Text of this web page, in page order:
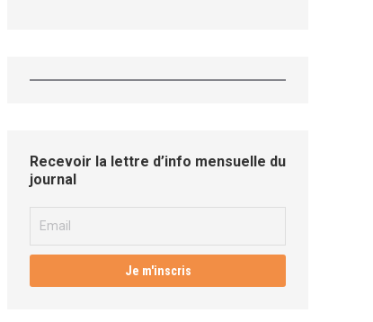
Recevoir la lettre d’info mensuelle du
journal